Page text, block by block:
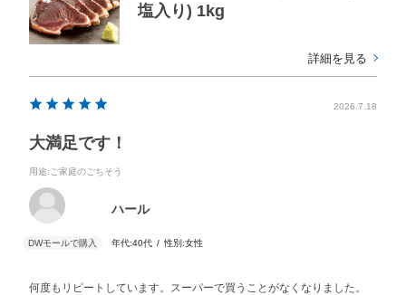
塩入り) 1kg
詳細を見る
2026.7.18
大満足です！
用途:ご家庭のごちそう
ハール
年代:40代 性別:女性
何度もリピートしています。スーパーで買うことがなくなりました。